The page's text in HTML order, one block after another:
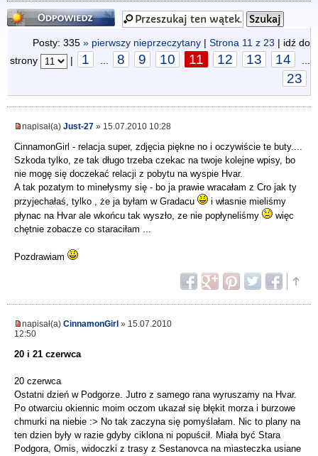
Odpowiedz
Posty: 335 » pierwszy nieprzeczytany | Strona 11 z 23 | idź do
strony
| 1 8 9 10 11 12 13 14
23
napisał(a) Just-27 » 15.07.2010 10:28
CinnamonGirl - relacja super, zdjęcia piękne no i oczywiście te buty....
Szkoda tylko, ze tak długo trzeba czekac na twoje kolejne wpisy, bo
nie mogę się doczekać relacji z pobytu na wyspie Hvar.
A tak pozatym to minełysmy się - bo ja prawie wracałam z Cro jak ty
przyjechałaś, tylko , że ja byłam w Gradacu
i własnie mieliśmy
płynac na Hvar ale wkońcu tak wyszło, ze nie popłyneliśmy
więc
chętnie zobacze co staraciłam ...
Pozdrawiam
napisał(a) CinnamonGirl » 15.07.2010
12:50
20 i 21 czerwca
20 czerwca
Ostatni dzień w Podgorze. Jutro z samego rana wyruszamy na Hvar.
Po otwarciu okiennic moim oczom ukazał się błękit morza i burzowe
chmurki na niebie :> No tak zaczyna się pomyślałam. Nic to plany na
ten dzien były w razie gdyby ciklona ni popuścił. Miała być Stara
Podgora, Omis, widoczki z trasy z Sestanovca na miasteczka usiane